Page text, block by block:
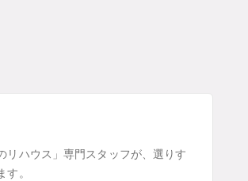
リハウス」専門スタッフが、選りす
。